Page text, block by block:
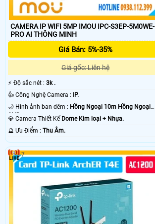
CAMERA IP WIFI 5MP IMOU IPC-S3EP-5M0WE-
PRO AI THÔNG MINH
Giá Bán: 5%-35%
Giá gốc: Liên hệ
️⚡ Độ sắc nét : 3k .
👍 Công Nghệ Camera :
IP.
🌙 Hình ảnh ban đêm : Hồng Ngoại 10m Hồng Ngoại
SMD.💎 Camera Thiết Kế Dome Kim loại + Nhựa.
️🔮 Ưu Điểm : Thu Âm.
7